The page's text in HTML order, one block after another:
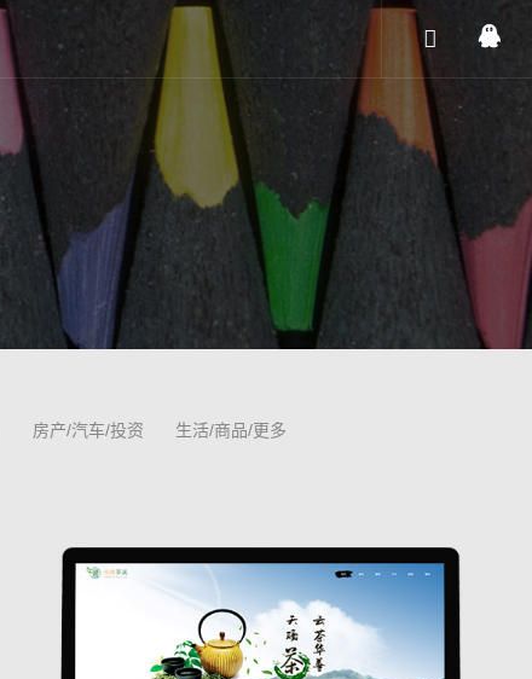
房产/汽车/投资 生活/商品/更多